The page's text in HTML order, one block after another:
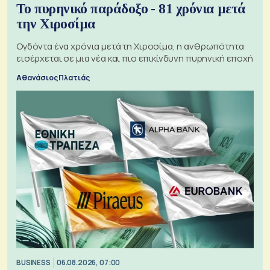
Το πυρηνικό παράδοξο - 81 χρόνια μετά
την Χιροσίμα
Ογδόντα ένα χρόνια μετά τη Χιροσίμα, η ανθρωπότητα
εισέρχεται σε μια νέα και πιο επικίνδυνη πυρηνική εποχή
Αθανάσιος Πλατιάς
BUSINESS 06.08.2026, 07:00